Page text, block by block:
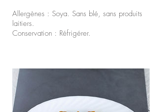
Allergènes : Soya. Sans blé, sans produits
laitiers.
Conservation : Réfrigérer.